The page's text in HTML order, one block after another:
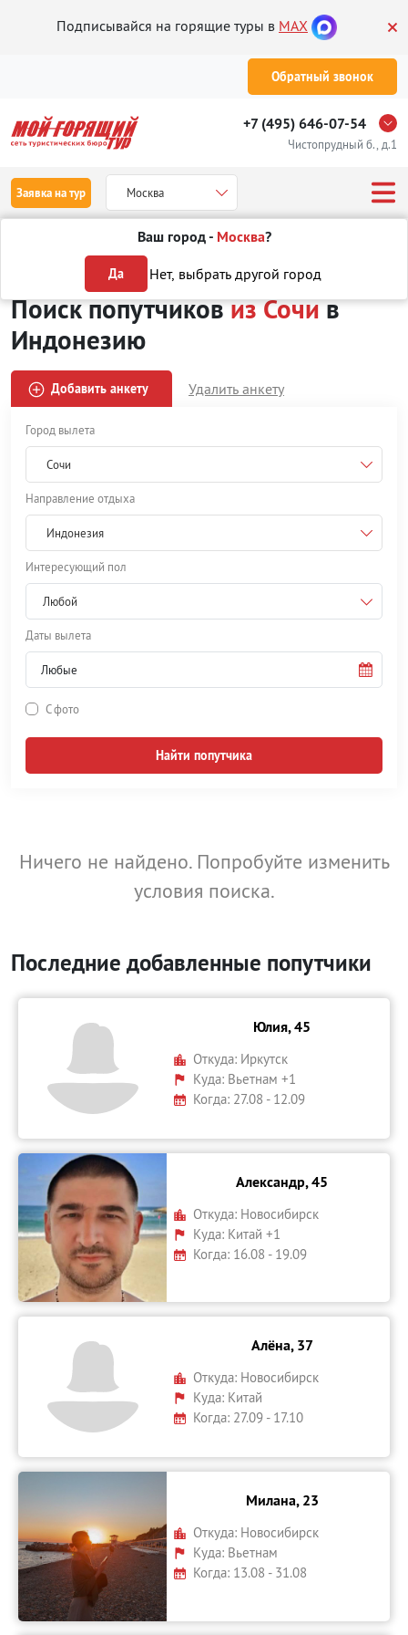
Подписывайся на горящие туры в MAX
Обратный звонок
+7 (495) 646-07-54
Чистопрудный б., д.1
Заявка на тур Москва
Ваш город - Москва?
Да Нет, выбрать другой город
Поиск попутчиков из Сочи в Индонезию
Поиск попутчиковиз Сочив
Индонезию
Добавить анкету Удалить анкету
Город вылета
Сочи
Направление отдыха
Индонезия
Интересующий пол
Любой
Даты вылета
Найти попутчика
С фото
Ничего не найдено. Попробуйте изменить
условия поиска.
Последние добавленные попутчики
Юлия, 45
Откуда: Иркутск
Куда: Вьетнам +1
Когда: 27.08 - 12.09
Александр, 45
Откуда: Новосибирск
Куда: Китай +1
Когда: 16.08 - 19.09
Алёна, 37
Откуда: Новосибирск
Куда: Китай
Когда: 27.09 - 17.10
Милана, 23
Откуда: Новосибирск
Куда: Вьетнам
Когда: 13.08 - 31.08